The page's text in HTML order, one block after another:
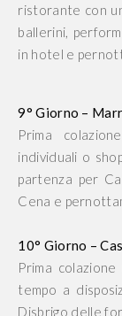
ristorante con
ballerini,
in hotel e
9° Giorno –
Prima
individuali o
partenza per
Cena e
10° Giorno –
Prima
tempo a
Disbrigo delle